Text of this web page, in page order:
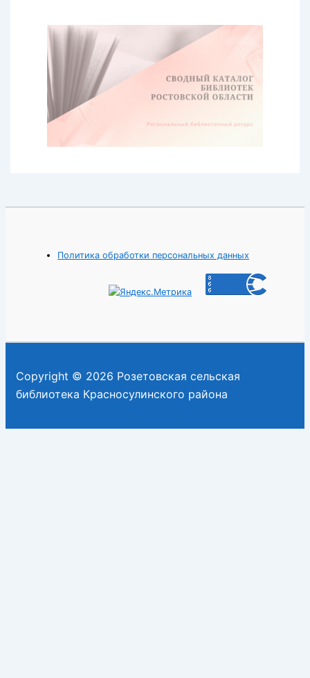
Политика обработки персональных данных
Copyright © 2026 Розетовская сельская
библиотека Красносулинского района